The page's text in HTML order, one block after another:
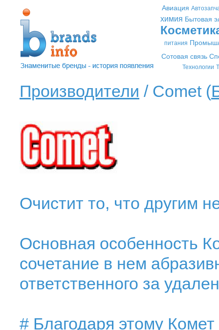
Авиация
химия Бытовая
питания
Сотовая связь
Технологии
Производители / Comet (
Очистит то, что другим
Основная особенность
сочетание в нем
ответственного за
# Благодаря этому